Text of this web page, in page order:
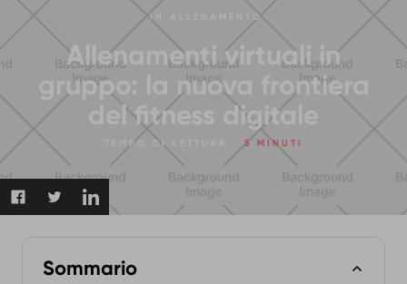
IN ALLENAMENTO
Allenamenti virtuali in
gruppo: la nuova frontiera
del fitness digitale
TEMPO DI LETTURA: 5 MINUTI
Sommario